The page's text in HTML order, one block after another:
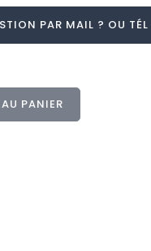
PAR MAIL ? OU
PANIER